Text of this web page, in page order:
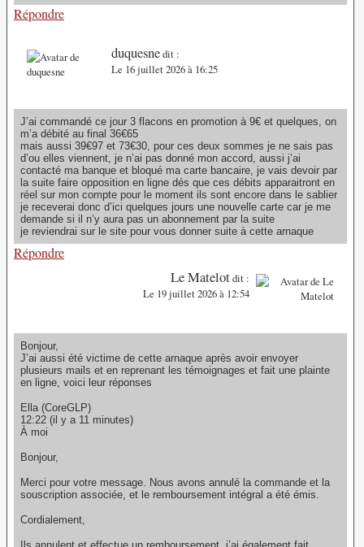
Répondre
duquesnedit :
Le 16 juillet 2026 à 16:25
J’ai commandé ce jour 3 flacons en promotion à 9€ et quelques, on
m’a débité au final 36€65
mais aussi 39€97 et 73€30, pour ces deux sommes je ne sais pas
d’ou elles viennent, je n’ai pas donné mon accord, aussi j’ai
contacté ma banque et bloqué ma carte bancaire, je vais devoir par
la suite faire opposition en ligne dés que ces débits apparaitront en
réel sur mon compte pour le moment ils sont encore dans le sablier
je receverai donc d’ici quelques jours une nouvelle carte car je me
demande si il n’y aura pas un abonnement par la suite
je reviendrai sur le site pour vous donner suite à cette arnaque
Répondre
Le Matelotdit :
Le 19 juillet 2026 à 12:54
Bonjour,
J’ai aussi été victime de cette arnaque après avoir envoyer
plusieurs mails et en reprenant les témoignages et fait une plainte
en ligne, voici leur réponses
Ella (CoreGLP)
12:22 (il y a 11 minutes)
À moi
Bonjour,
Merci pour votre message. Nous avons annulé la commande et la
souscription associée, et le remboursement intégral a été émis.
Cordialement,